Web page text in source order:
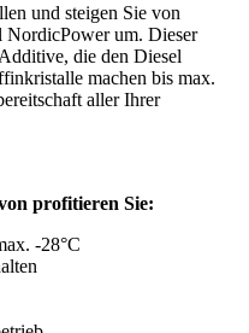
und steigen Sie von
um. Dieser
die den Diesel
machen bis max.
aller Ihrer
profitieren Sie:
-28°C